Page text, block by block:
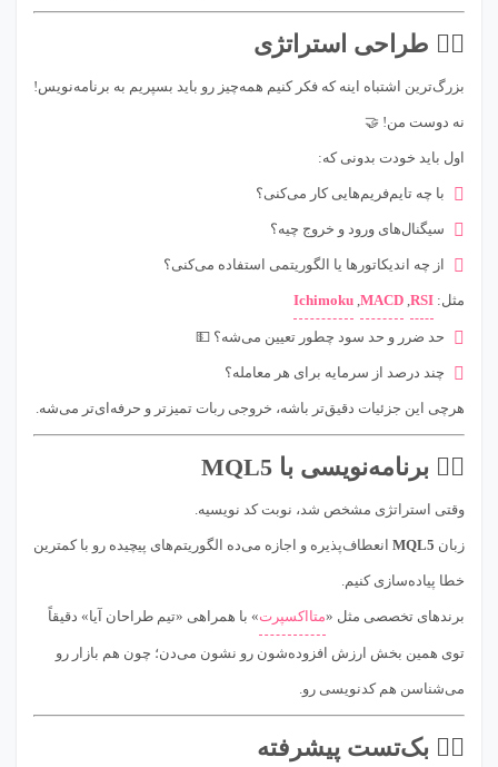
۱️⃣ طراحی استراتژی
بزرگ‌ترین اشتباه اینه که فکر کنیم همه‌چیز رو باید بسپریم به برنامه‌نویس!
نه دوست من! 🤝
اول باید خودت بدونی که:
با چه تایم‌فریم‌هایی کار می‌کنی؟
سیگنال‌های ورود و خروج چیه؟
از چه اندیکاتورها یا الگوریتمی استفاده می‌کنی؟
مثل: RSI
,
MACD
,
Ichimoku
حد ضرر و حد سود چطور تعیین می‌شه؟ 💵
چند درصد از سرمایه برای هر معامله؟
هرچی این جزئیات دقیق‌تر باشه، خروجی ربات تمیزتر و حرفه‌ای‌تر می‌شه.
۲️⃣ برنامه‌نویسی با MQL5
وقتی استراتژی مشخص شد، نوبت کد نویسیه.
زبان MQL5 انعطاف‌پذیره و اجازه می‌ده الگوریتم‌های پیچیده رو با کمترین
خطا پیاده‌سازی کنیم.
برندهای تخصصی مثل «متااکسپرت» با همراهی «تیم طراحان آیا» دقیقاً
توی همین بخش ارزش افزوده‌شون رو نشون می‌دن؛ چون هم بازار رو
می‌شناسن هم کدنویسی رو.
۳️⃣ بک‌تست پیشرفته